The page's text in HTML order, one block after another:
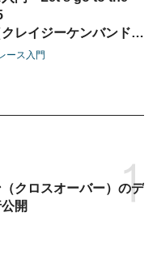
レイジーケンバンド）
（「トヨタ物語」著
ース入門
クロスオーバー）のデ
開